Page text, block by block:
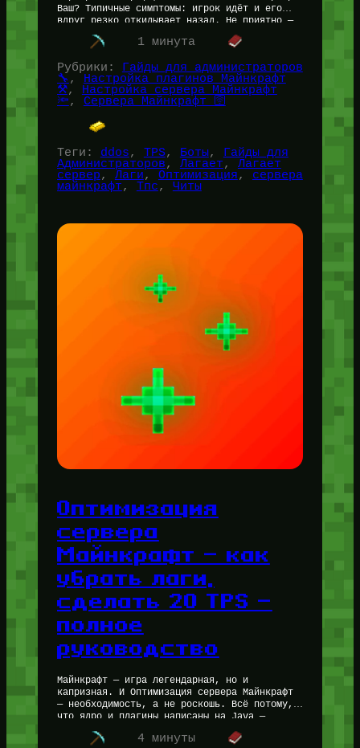
Ваш? Типичные симптомы: игрок идёт и его
вдруг резко откидывает назад. Не приятно —
игроки злятся, уходят. Без…
1 минута
Рубрики: Гайды для администраторов
🔧 , Настройка плагинов Майнкрафт
⚒️, Настройка сервера Майнкрафт
🔦, Сервера Майнкрафт 🛜
Теги: ddos, TPS, Боты,
Гайды для
Администраторов, Лагает, Лагает
сервер, Лаги, Оптимизация, сервера
майнкрафт, Тпс, Читы
Оптимизация
сервера
Майнкрафт — как
убрать лаги,
сделать 20 TPS —
полное
руководство
Майнкрафт — игра легендарная, но и
капризная. И Оптимизация сервера Майнкрафт
— необходимость, а не роскошь. Всё потому,
что ядро и плагины написаны на Java —
языке, который обожает поедать оперативную
память,…
4 минуты